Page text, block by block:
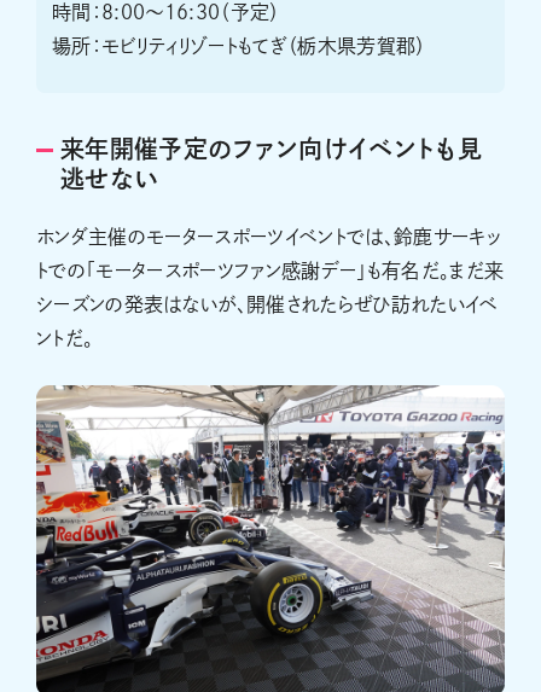
時間：8:00～16:30（予定）
場所：モビリティリゾートもてぎ（栃木県芳賀郡）
来年開催予定のファン向けイベントも見
逃せない
ホンダ主催のモータースポーツイベントでは、鈴鹿サーキッ
トでの「モータースポーツファン感謝デー」も有名だ。まだ来
シーズンの発表はないが、開催されたらぜひ訪れたいイベ
ントだ。